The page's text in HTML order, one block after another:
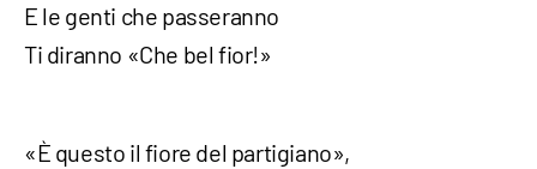
E le genti che passeranno
Ti diranno «Che bel fior!»
«È questo il fiore del partigiano»,